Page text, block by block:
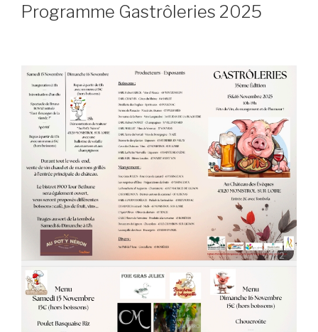
Programme Gastrôleries 2025